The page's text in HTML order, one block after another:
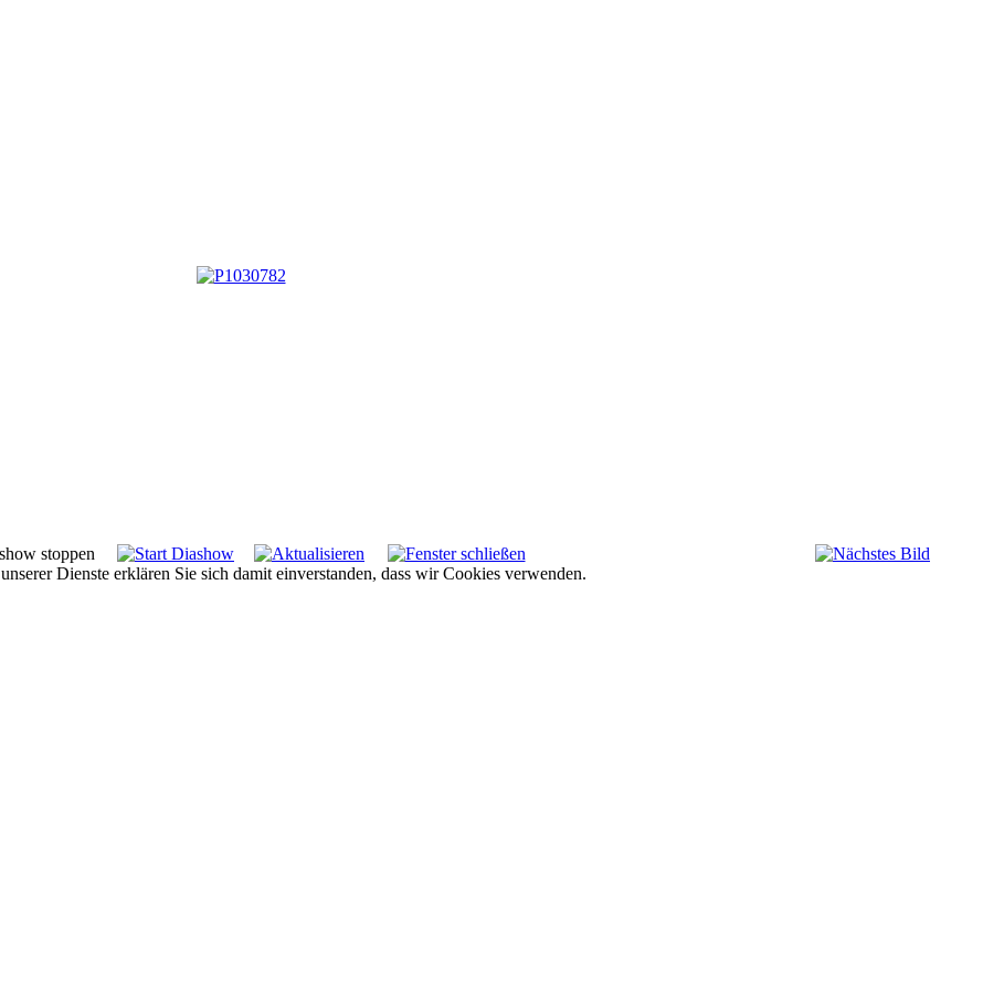
Dienste erklären Sie sich damit einverstanden, dass wir Cookies verwenden.